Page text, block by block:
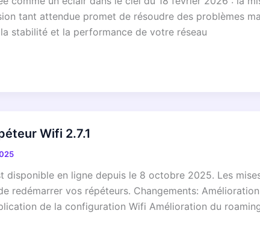
tant attendue promet de résoudre des problèmes
stabilité et la performance de votre réseau
Wifi 2.7.1
disponible en ligne depuis le 8 octobre 2025. Les
redémarrer vos répéteurs. Changements:
de la configuration Wifi Amélioration du